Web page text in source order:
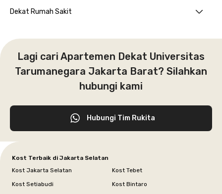
Dekat Rumah Sakit
Lagi cari Apartemen Dekat Universitas
Tarumanegara Jakarta Barat? Silahkan
hubungi kami
Hubungi Tim Rukita
Kost Terbaik di Jakarta Selatan
Kost Jakarta Selatan
Kost Tebet
Kost Setiabudi
Kost Bintaro